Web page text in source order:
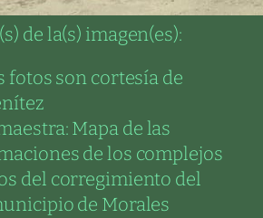
de la(s) imagen(es):
fotos son cortesía de
Mapa de las
de los complejos
del corregimiento del
de Morales